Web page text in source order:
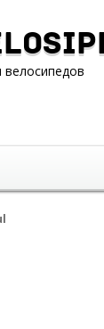
велосипедов